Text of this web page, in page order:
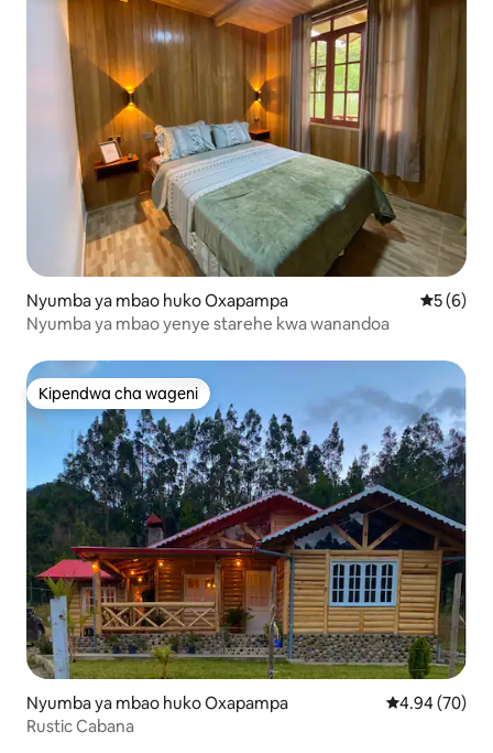
Nyumba ya mbao huko Oxapampa
5 (6)
Nyumba ya mbao yenye starehe kwa wanandoa
Kipendwa cha wageni
Kipendwa cha wageni
Nyumba ya mbao huko Oxapampa Ukadiriaji wa
4.94 (70)
Rustic Cabana